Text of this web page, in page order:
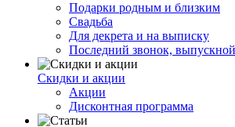
Подарки родным и близким
Свадьба
Для декрета и на выписку
Последний звонок, выпускной
Скидки и акции
Акции
Дисконтная программа